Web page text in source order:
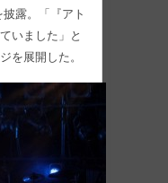
露。「『アト
いました」と
を展開した。